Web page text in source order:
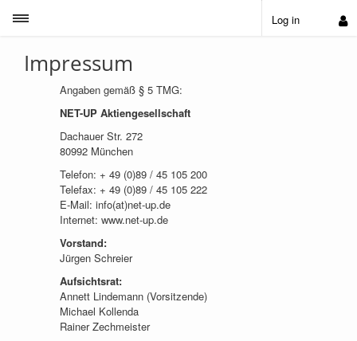
Toggle sidebar
Log in
Impressum
Angaben gemäß § 5 TMG:
NET-UP Aktiengesellschaft
Dachauer Str. 272
80992 München
Telefon: + 49 (0)89 / 45 105 200
Telefax: + 49 (0)89 / 45 105 222
E-Mail: info(at)net-up.de
Internet: www.net-up.de
Vorstand:
Jürgen Schreier
Aufsichtsrat:
Annett Lindemann (Vorsitzende)
Michael Kollenda
Rainer Zechmeister